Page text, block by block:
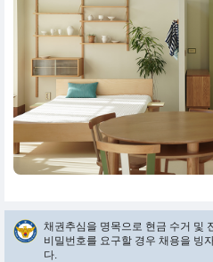
채권추심을 명목으로 현금 수거 및
비밀번호를 요구할 경우 채용을 빙
다.